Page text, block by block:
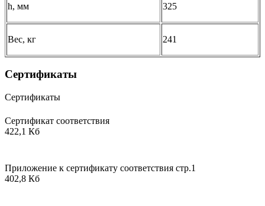
h, мм 325
Вес, кг 241
Сертификаты
Сертификаты
Сертификат соответствия
422,1 Кб
Приложение к сертификату соответствия стр.1
402,8 Кб